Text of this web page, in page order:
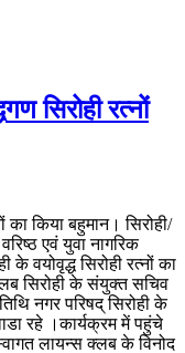
सिरोही रत्नों
का किया बहुमान। सिरोही/
एवं युवा नागरिक
के वयोवृद्ध सिरोही रत्नों का
सिरोही के संयुक्त सचिव
नगर परिषद् सिरोही के
रहे ।कार्यक्रम में पहुंचे
लायन्स क्लब के विनोद